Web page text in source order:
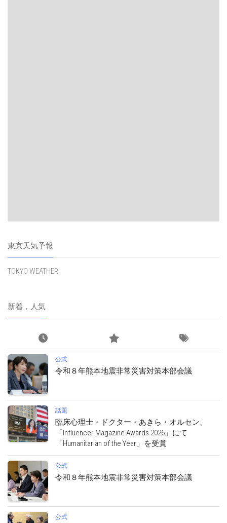
東京天気予報
TOKYO WEATHER
新着，人気
公式
令和８年熊本地震非常災害対策本部会議
話題
臨床心理士・ドクター・あきら・オルセン、
「Influencer Magazine Awards 2026」にて
「Humanitarian of the Year」を受賞
公式
令和８年熊本地震非常災害対策本部会議
公式